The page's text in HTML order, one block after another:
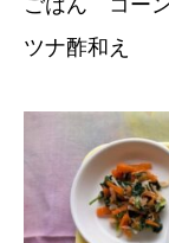
ごはん コー
ツナ酢和え